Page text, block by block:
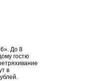
До 8
гостю
в